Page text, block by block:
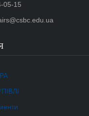
05-15